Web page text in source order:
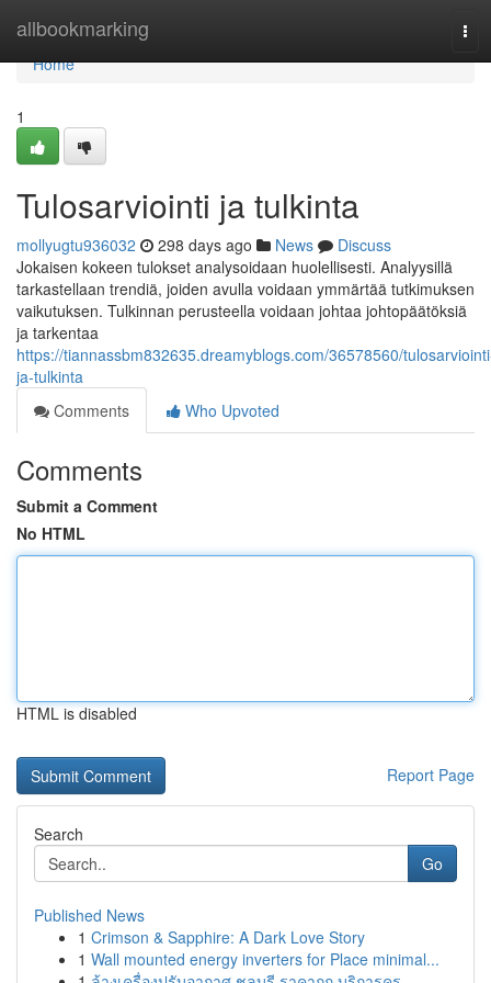
allbookmarking
Home
Home
1
Tulosarviointi ja tulkinta
mollyugtu936032 298 days ago News
Discuss
Jokaisen kokeen tulokset analysoidaan huolellisesti. Analyysillä
tarkastellaan trendiä, joiden avulla voidaan ymmärtää tutkimuksen
vaikutuksen. Tulkinnan perusteella voidaan johtaa johtopäätöksiä
ja tarkentaa
https://tiannassbm832635.dreamyblogs.com/36578560/
ja-tulkinta
Comments
Who Upvoted
Comments
Submit a Comment
No HTML
HTML is disabled
Report Page
Search
Go
Published News
1 Crimson & Sapphire: A Dark Love Story
1 Wall mounted energy inverters for Place minimal...